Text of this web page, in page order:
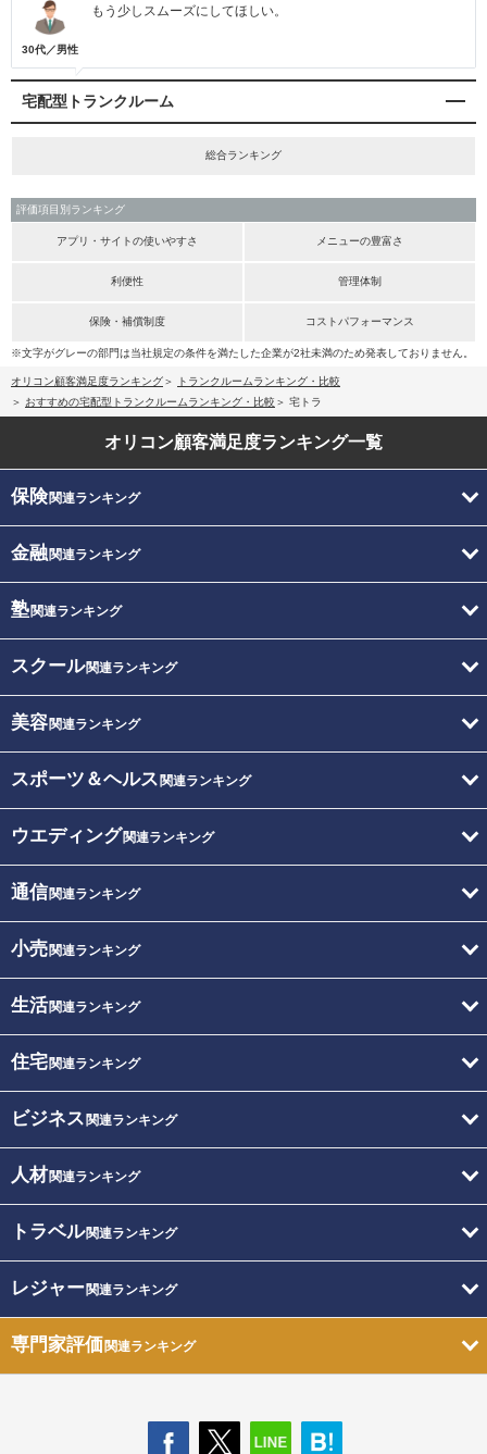
30代／男性
もう少しスムーズにしてほしい。
宅配型トランクルーム
総合ランキング
評価項目別ランキング
アプリ・サイトの使いやすさ メニューの豊富さ
利便性 管理体制
保険・補償制度 コストパフォーマンス
※文字がグレーの部門は当社規定の条件を満たした企業が2社未満のため発表しておりません。
オリコン顧客満足度ランキング
トランクルームランキング・比較
おすすめの宅配型トランクルームランキング・比較
宅トラ
オリコン顧客満足度ランキング一覧
保険関連ランキング
金融関連ランキング
塾関連ランキング
スクール関連ランキング
美容関連ランキング
スポーツ＆ヘルス 関連ランキング
ウエディング関連ランキング
通信関連ランキング
小売関連ランキング
生活関連ランキング
住宅関連ランキング
ビジネス 関連ランキング
人材関連ランキング
トラベル関連ランキング
レジャー関連ランキング
専門家評価関連ランキング